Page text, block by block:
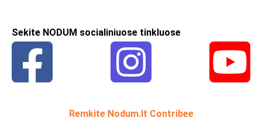
Sekite NODUM socialiniuose tinkluose
Remkite Nodum.lt Contribee